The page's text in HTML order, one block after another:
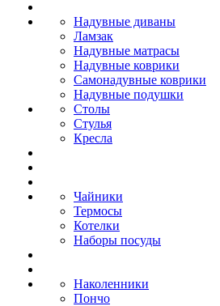
Надувные диваны
Ламзак
Надувные матрасы
Надувные коврики
Самонадувные коврики
Надувные подушки
Столы
Стулья
Кресла
Чайники
Термосы
Котелки
Наборы посуды
Наколенники
Пончо